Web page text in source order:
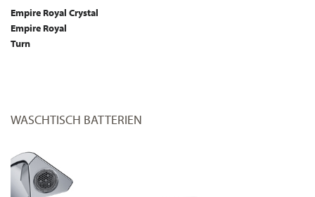
Empire Royal Crystal
Empire Royal
Turn
WASCHTISCH BATTERIEN